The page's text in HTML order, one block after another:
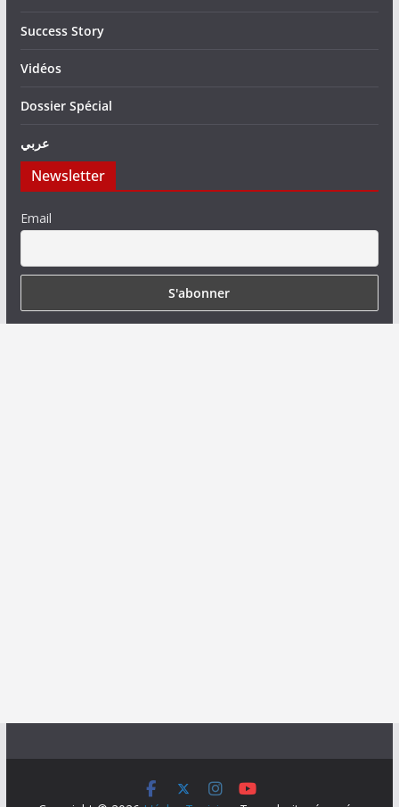
Success Story
Vidéos
Dossier Spécial
عربي
Newsletter
Email